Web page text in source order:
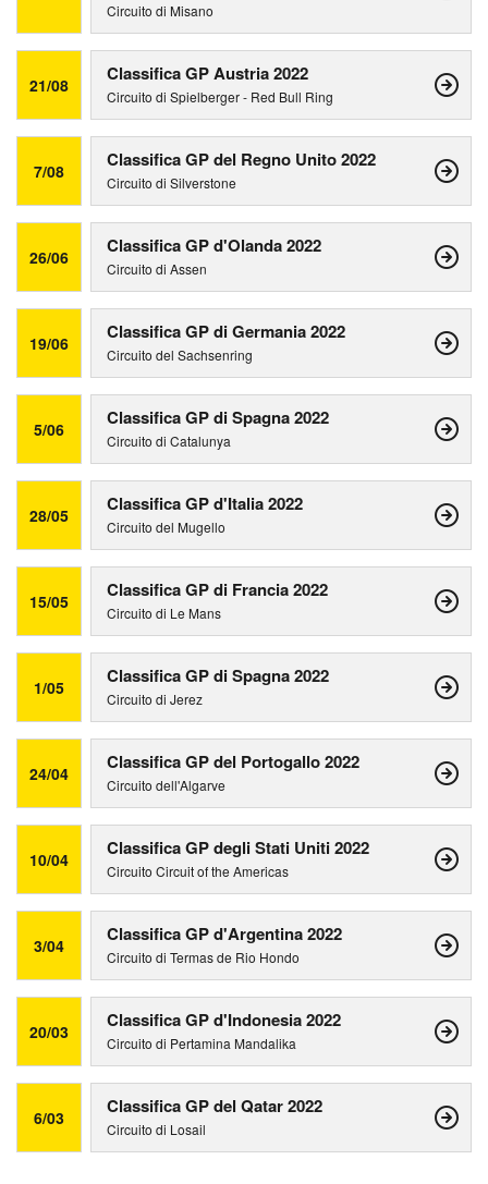
Circuito di Misano
21/08 Classifica GP Austria 2022
Circuito di Spielberger - Red Bull Ring
7/08 Classifica GP del Regno Unito 2022
Circuito di Silverstone
26/06 Classifica GP d'Olanda 2022
Circuito di Assen
19/06 Classifica GP di Germania 2022
Circuito del Sachsenring
5/06 Classifica GP di Spagna 2022
Circuito di Catalunya
28/05 Classifica GP d'Italia 2022
Circuito del Mugello
15/05 Classifica GP di Francia 2022
Circuito di Le Mans
1/05 Classifica GP di Spagna 2022
Circuito di Jerez
24/04 Classifica GP del Portogallo 2022
Circuito dell'Algarve
10/04 Classifica GP degli Stati Uniti 2022
Circuito Circuit of the Americas
3/04 Classifica GP d'Argentina 2022
Circuito di Termas de Rio Hondo
20/03 Classifica GP d'Indonesia 2022
Circuito di Pertamina Mandalika
6/03 Classifica GP del Qatar 2022
Circuito di Losail